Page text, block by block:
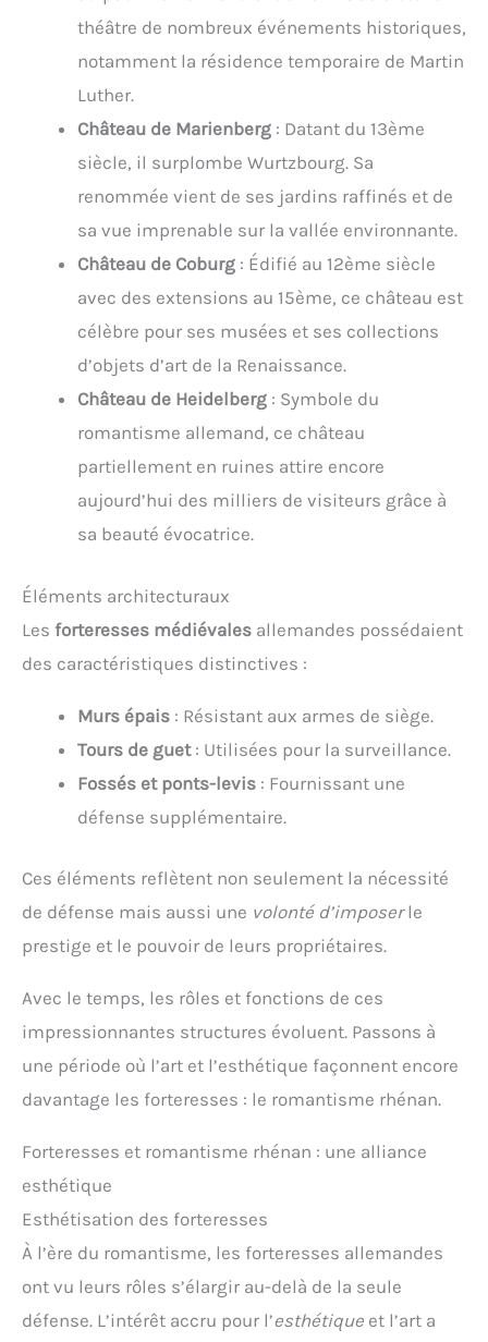
théâtre de nombreux événements historiques,
notamment la résidence temporaire de Martin
Luther.
Château de Marienberg : Datant du 13ème
siècle, il surplombe Wurtzbourg. Sa
renommée vient de ses jardins raffinés et de
sa vue imprenable sur la vallée environnante.
Château de Coburg : Édifié au 12ème siècle
avec des extensions au 15ème, ce château est
célèbre pour ses musées et ses collections
d’objets d’art de la Renaissance.
Château de Heidelberg : Symbole du
romantisme allemand, ce château
partiellement en ruines attire encore
aujourd’hui des milliers de visiteurs grâce à
sa beauté évocatrice.
Éléments architecturaux
Les forteresses médiévales allemandes possédaient
des caractéristiques distinctives :
Murs épais : Résistant aux armes de siège.
Tours de guet: Utilisées pour la surveillance.
Fossés et ponts-levis : Fournissant une
défense supplémentaire.
Ces éléments reflètent non seulement la nécessité
de défense mais aussi une volonté d’imposerle
prestige et le pouvoir de leurs propriétaires.
Avec le temps, les rôles et fonctions de ces
impressionnantes structures évoluent. Passons à
une période où l’art et l’esthétique façonnent encore
davantage les forteresses : le romantisme rhénan.
Forteresses et romantisme rhénan : une alliance
esthétique
Esthétisation des forteresses
À l’ère du romantisme, les forteresses allemandes
ont vu leurs rôles s’élargir au-delà de la seule
défense. L’intérêt accru pour l’esthétique et l’art a